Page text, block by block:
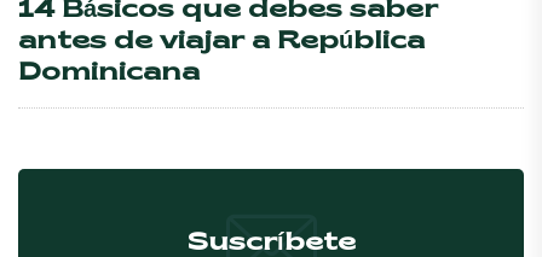
14 Básicos que debes saber
antes de viajar a República
Dominicana
Suscríbete